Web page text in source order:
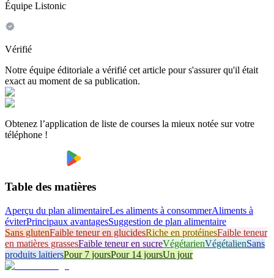
Équipe Listonic
Vérifié
Notre équipe éditoriale a vérifié cet article pour s'assurer qu'il était
exact au moment de sa publication.
Obtenez l’application de liste de courses la mieux notée sur votre
téléphone !
Table des matières
Aperçu du plan alimentaireLes aliments à consommerAliments à
éviterPrincipaux avantagesSuggestion de plan alimentaire
Sans glutenFaible teneur en glucidesRiche en protéinesFaible teneur
en matières grassesFaible teneur en sucreVégétarienVégétalienSans
produits laitiersPour 7 joursPour 14 joursUn jour